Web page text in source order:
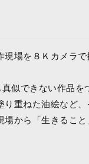
場を８Ｋカメラ
似できない作品を
重ねた油絵など
から「生きること